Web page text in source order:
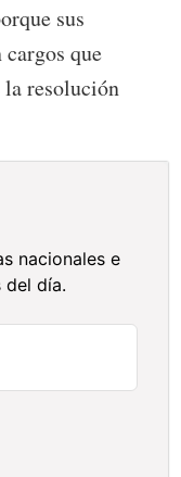
sus
que
la resolución
nacionales e
del día.